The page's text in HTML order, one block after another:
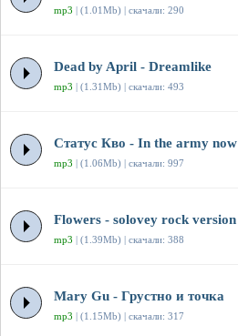
mp3 | (1.01Mb) | скачали: 290
Dead by April - Dreamlike
mp3 | (1.31Mb) | скачали: 493
Статус Кво - In the army now
mp3 | (1.06Mb) | скачали: 997
Flowers - solovey rock version
mp3 | (1.39Mb) | скачали: 388
Mary Gu - Грустно и точка
mp3 | (1.15Mb) | скачали: 317